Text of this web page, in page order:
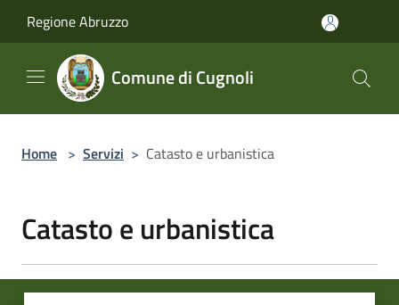
Regione Abruzzo
Comune di Cugnoli
Home > Servizi > Catasto e urbanistica
Catasto e urbanistica